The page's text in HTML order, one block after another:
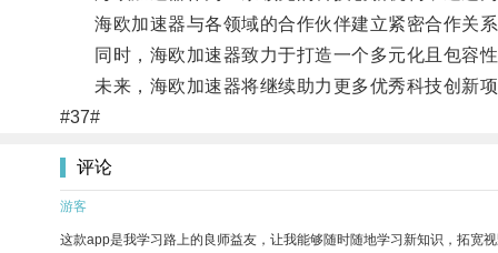
海欧加速器与各领域的合作伙伴建立紧密合作关系
同时，海欧加速器致力于打造一个多元化且包容
未来，海欧加速器将继续助力更多优秀科技创新项
#37#
评论
游客
这款app是我学习路上的良师益友，让我能够随时随地学习新知识，拓宽